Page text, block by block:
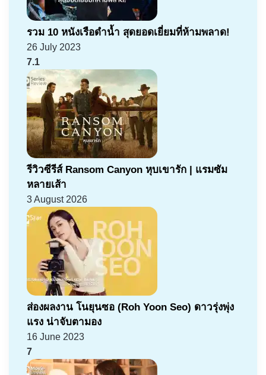
รวม 10 หนังเรือดำน้ำ สุดยอดเยี่ยมที่ห้ามพลาด!
26 July 2023
7.1
รีวิวซีรีส์ Ransom Canyon หุบเขารัก | แรมซัม
หลายเส้า
3 August 2026
ส่องผลงาน โนยุนซอ (Roh Yoon Seo) ดาวรุ่งพุ่ง
แรง น่าจับตามอง
16 June 2023
7